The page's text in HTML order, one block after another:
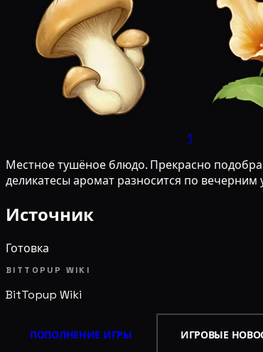
1
Местное тушёное блюдо. Прекрасно
деликатесы аромат разносится по
Источник
Готовка
BITTOPUP WIKI
BitTopup Wiki
ПОПОЛНЕНИЕ ИГРЫ ИГРОВЫЕ